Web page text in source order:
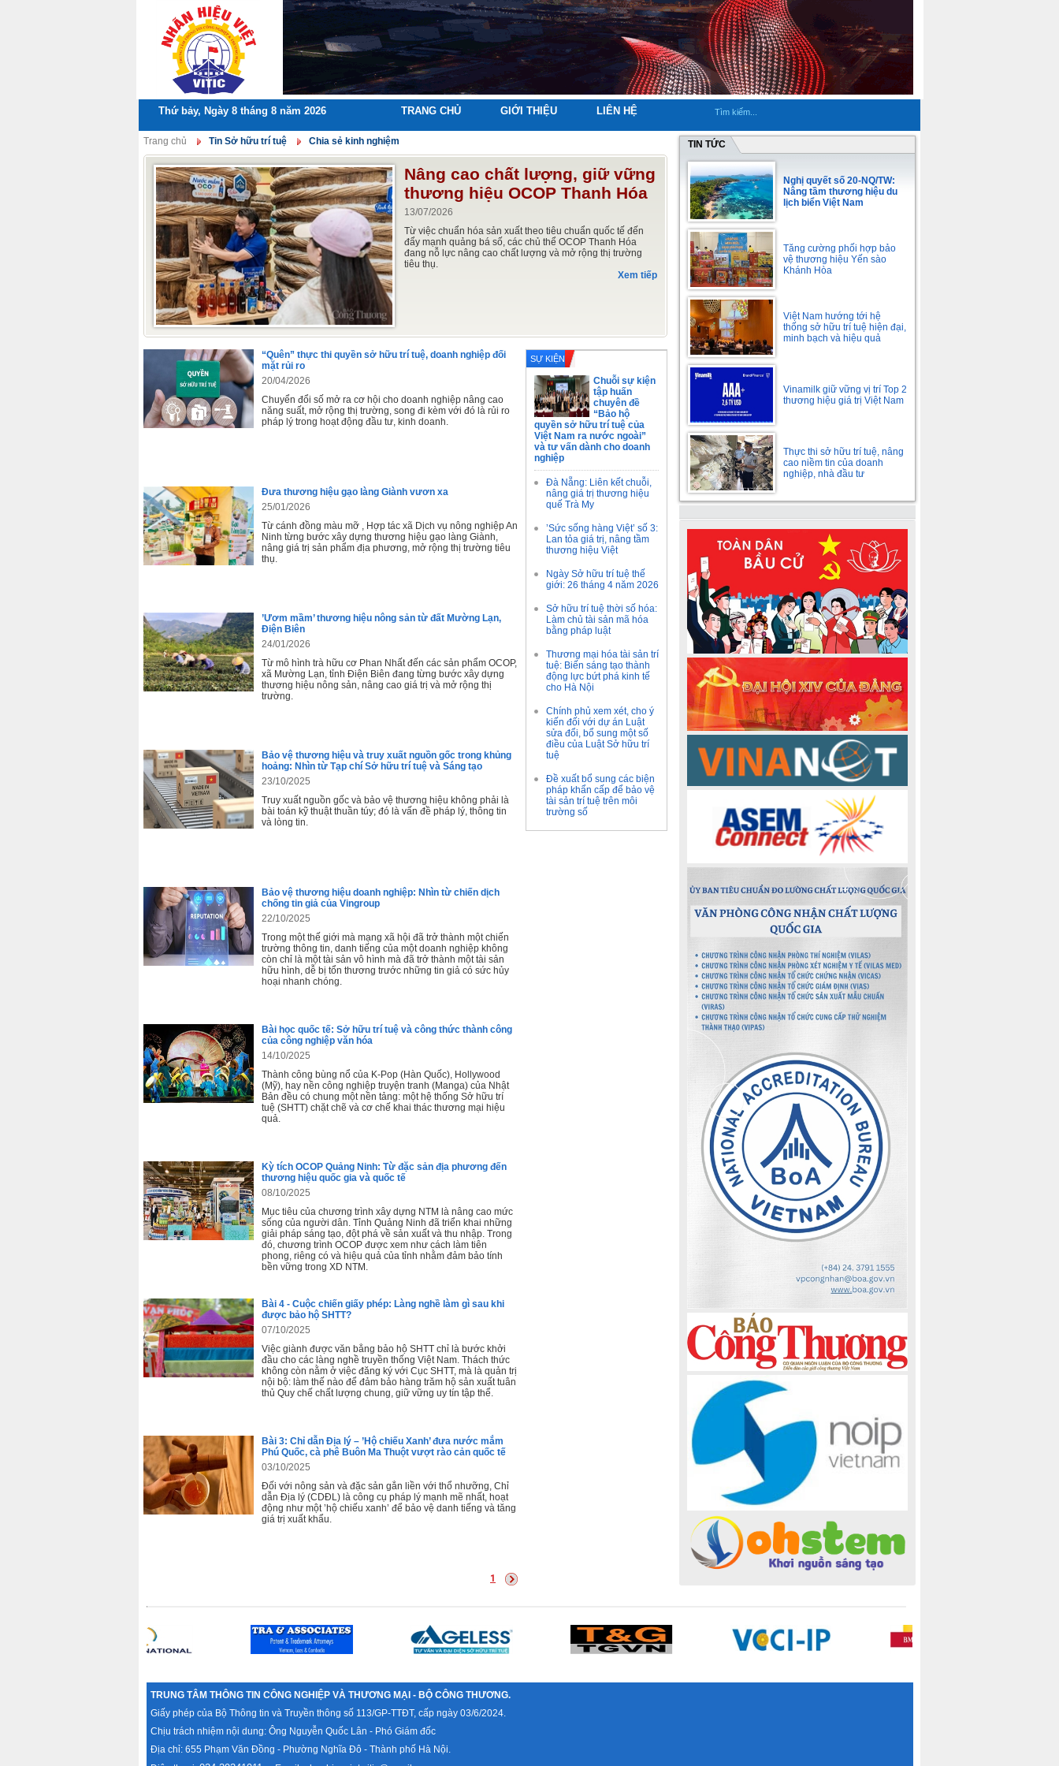
Thứ bảy, Ngày 8 tháng 8 năm 2026 TRANG CHỦ GIỚI THIỆU LIÊN HỆ
Trang chủ Tin Sở hữu trí tuệ Chia sẻ kinh nghiệm
Nâng cao chất lượng, giữ vững
thương hiệu OCOP Thanh Hóa
13/07/2026
Từ việc chuẩn hóa sản xuất theo tiêu chuẩn quốc tế đến
đẩy mạnh quảng bá số, các chủ thể OCOP Thanh Hóa
đang nỗ lực nâng cao chất lượng và mở rộng thị trường
tiêu thụ.
Xem tiếp
“Quên” thực thi quyền sở hữu trí tuệ, doanh nghiệp đối
mặt rủi ro
20/04/2026
Chuyển đổi số mở ra cơ hội cho doanh nghiệp nâng cao
năng suất, mở rộng thị trường, song đi kèm với đó là rủi ro
pháp lý trong hoạt động đầu tư, kinh doanh.
Đưa thương hiệu gạo làng Giành vươn xa
25/01/2026
Từ cánh đồng màu mỡ , Hợp tác xã Dịch vụ nông nghiệp An
Ninh từng bước xây dựng thương hiệu gạo làng Giành,
nâng giá trị sản phẩm địa phương, mở rộng thị trường tiêu
thụ.
’Ươm mầm’ thương hiệu nông sản từ đất Mường Lạn,
Điện Biên
24/01/2026
Từ mô hình trà hữu cơ Phan Nhất đến các sản phẩm OCOP,
xã Mường Lạn, tỉnh Điện Biên đang từng bước xây dựng
thương hiệu nông sản, nâng cao giá trị và mở rộng thị
trường.
Bảo vệ thương hiệu và truy xuất nguồn gốc trong khủng
hoảng: Nhìn từ Tạp chí Sở hữu trí tuệ và Sáng tạo
23/10/2025
Truy xuất nguồn gốc và bảo vệ thương hiệu không phải là
bài toán kỹ thuật thuần túy; đó là vấn đề pháp lý, thông tin
và lòng tin.
Bảo vệ thương hiệu doanh nghiệp: Nhìn từ chiến dịch
chống tin giả của Vingroup
22/10/2025
Trong một thế giới mà mạng xã hội đã trở thành một chiến
trường thông tin, danh tiếng của một doanh nghiệp không
còn chỉ là một tài sản vô hình mà đã trở thành một tài sản
hữu hình, dễ bị tổn thương trước những tin giả có sức hủy
hoại nhanh chóng.
Bài học quốc tế: Sở hữu trí tuệ và công thức thành công
của công nghiệp văn hóa
14/10/2025
Thành công bùng nổ của K-Pop (Hàn Quốc), Hollywood
(Mỹ), hay nền công nghiệp truyện tranh (Manga) của Nhật
Bản đều có chung một nền tảng: một hệ thống Sở hữu trí
tuệ (SHTT) chặt chẽ và cơ chế khai thác thương mại hiệu
quả.
Kỳ tích OCOP Quảng Ninh: Từ đặc sản địa phương đến
thương hiệu quốc gia và quốc tế
08/10/2025
Mục tiêu của chương trình xây dựng NTM là nâng cao mức
sống của người dân. Tỉnh Quảng Ninh đã triển khai những
giải pháp sáng tạo, đột phá về sản xuất và thu nhập. Trong
đó, chương trình OCOP được xem như cách làm tiên
phong, riêng có và hiệu quả của tỉnh nhằm đảm bảo tính
bền vững trong XD NTM.
Bài 4 - Cuộc chiến giấy phép: Làng nghề làm gì sau khi
được bảo hộ SHTT?
07/10/2025
Việc giành được văn bằng bảo hộ SHTT chỉ là bước khởi
đầu cho các làng nghề truyền thống Việt Nam. Thách thức
không còn nằm ở việc đăng ký với Cục SHTT, mà là quản trị
nội bộ: làm thế nào để đảm bảo hàng trăm hộ sản xuất tuân
thủ Quy chế chất lượng chung, giữ vững uy tín tập thể.
Bài 3: Chỉ dẫn Địa lý – ’Hộ chiếu Xanh’ đưa nước mắm
Phú Quốc, cà phê Buôn Ma Thuột vượt rào cản quốc tế
03/10/2025
Đối với nông sản và đặc sản gắn liền với thổ nhưỡng, Chỉ
dẫn Địa lý (CDĐL) là công cụ pháp lý mạnh mẽ nhất, hoạt
động như một ’hộ chiếu xanh’ để bảo vệ danh tiếng và tăng
giá trị xuất khẩu.
1
SỰ KIỆN
Chuỗi sự kiện
tập huấn
chuyên đề
“Bảo hộ
quyền sở hữu trí tuệ của
Việt Nam ra nước ngoài”
và tư vấn dành cho doanh
nghiệp
Đà Nẵng: Liên kết chuỗi,
nâng giá trị thương hiệu
quế Trà My
’Sức sống hàng Việt’ số 3:
Lan tỏa giá trị, nâng tầm
thương hiệu Việt
Ngày Sở hữu trí tuệ thế
giới: 26 tháng 4 năm 2026
Sở hữu trí tuệ thời số hóa:
Làm chủ tài sản mã hóa
bằng pháp luật
Thương mại hóa tài sản trí
tuệ: Biến sáng tạo thành
động lực bứt phá kinh tế
cho Hà Nội
Chính phủ xem xét, cho ý
kiến đối với dự án Luật
sửa đổi, bổ sung một số
điều của Luật Sở hữu trí
tuệ
Đề xuất bổ sung các biện
pháp khẩn cấp để bảo vệ
tài sản trí tuệ trên môi
trường số
TIN TỨC
Nghị quyết số 20-NQ/TW:
Nâng tầm thương hiệu du
lịch biển Việt Nam
Tăng cường phối hợp bảo
vệ thương hiệu Yến sào
Khánh Hòa
Việt Nam hướng tới hệ
thống sở hữu trí tuệ hiện đại,
minh bạch và hiệu quả
Vinamilk giữ vững vị trí Top 2
thương hiệu giá trị Việt Nam
Thực thi sở hữu trí tuệ, nâng
cao niềm tin của doanh
nghiệp, nhà đầu tư
TRUNG TÂM THÔNG TIN CÔNG NGHIỆP VÀ THƯƠNG MẠI - BỘ CÔNG THƯƠNG.
Giấy phép của Bộ Thông tin và Truyền thông số 113/GP-TTĐT, cấp ngày 03/6/2024.
Chịu trách nhiệm nội dung: Ông Nguyễn Quốc Lân - Phó Giám đốc
Địa chỉ: 655 Phạm Văn Đồng - Phường Nghĩa Đô - Thành phố Hà Nội.